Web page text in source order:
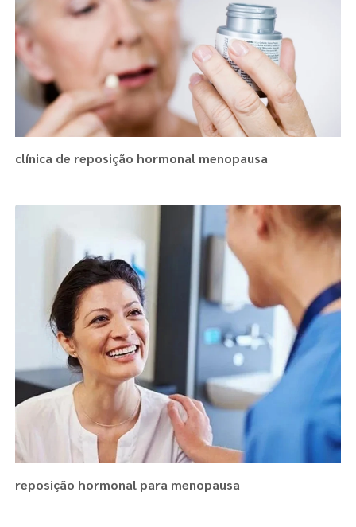
clínica de reposição hormonal menopausa
reposição hormonal para menopausa